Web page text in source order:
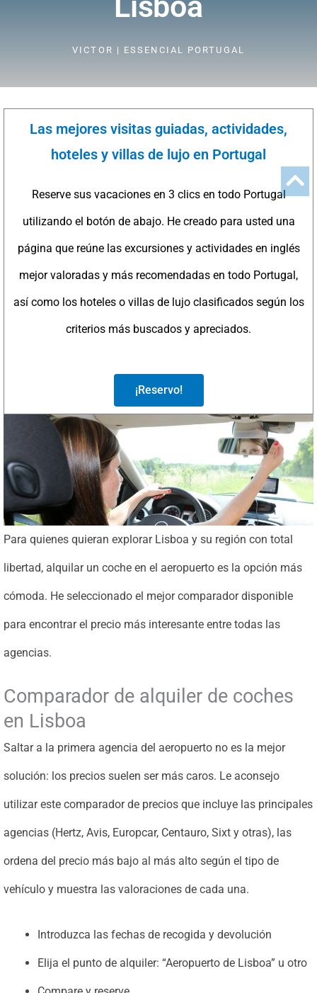
VICTOR | ESSENCIAL PORTUGAL
Las mejores visitas guiadas, actividades,
hoteles y villas de lujo en Portugal
Reserve sus vacaciones en 3 clics en todo Portugal
utilizando el botón de abajo. He creado para usted una
página que reúne las excursiones y actividades en inglés
mejor valoradas y más recomendadas en todo Portugal,
así como los hoteles o villas de lujo clasificados según los
criterios más buscados y apreciados.
¡Reservo!
Para quienes quieran explorar Lisboa y su región con total
libertad, alquilar un coche en el aeropuerto es la opción más
cómoda. He seleccionado el mejor comparador disponible
para encontrar el precio más interesante entre todas las
agencias.
Comparador de alquiler de coches
en Lisboa
Saltar a la primera agencia del aeropuerto no es la mejor
solución: los precios suelen ser más caros. Le aconsejo
utilizar este comparador de precios que incluye las principales
agencias (Hertz, Avis, Europcar, Centauro, Sixt y otras), las
ordena del precio más bajo al más alto según el tipo de
vehículo y muestra las valoraciones de cada una.
Introduzca las fechas de recogida y devolución
Elija el punto de alquiler: “Aeropuerto de Lisboa” u otro